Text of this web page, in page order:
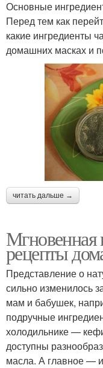
Основные
Перед тем как
какие ингредиенты
домашних масках и
читать дальше →
Мгновенная
рецепты
Представление о
сильно изменилось
мам и бабушек,
подручные
холодильнике —
доступны
масла. А главное —